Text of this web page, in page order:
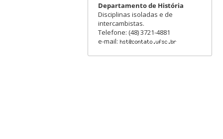
Departamento de História
Disciplinas isoladas e de
intercambistas.
Telefone: (48) 3721-4881
e-mail: